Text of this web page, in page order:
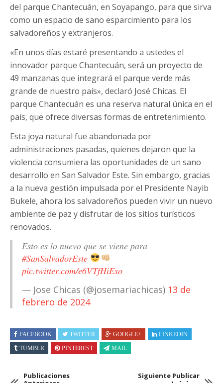
del parque Chantecuán, en Soyapango, para que sirva
como un espacio de sano esparcimiento para los
salvadoreños y extranjeros.
«En unos días estaré presentando a ustedes el
innovador parque Chantecuán, será un proyecto de
49 manzanas que integrará el parque verde más
grande de nuestro país», declaró José Chicas. El
parque Chantecuán es una reserva natural única en el
país, que ofrece diversas formas de entretenimiento.
Esta joya natural fue abandonada por
administraciones pasadas, quienes dejaron que la
violencia consumiera las oportunidades de un sano
desarrollo en San Salvador Este. Sin embargo, gracias
a la nueva gestión impulsada por el Presidente Nayib
Bukele, ahora los salvadoreños pueden vivir un nuevo
ambiente de paz y disfrutar de los sitios turísticos
renovados.
Esto es lo nuevo que se viene para
#SanSalvadorEste
pic.twitter.com/e6VTfHiEso
— Jose Chicas (@josemariachicas) 13 de
febrero de 2024
FACEBOOK TWITTER GOOGLE+
LINKEDIN
TUMBLR
PINTEREST MAIL
Publicaciones
Siguiente Publicar